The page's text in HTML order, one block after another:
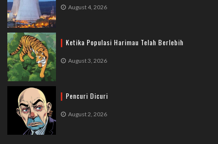
August 4, 2026
Ketika Populasi Harimau Telah Berlebih
August 3, 2026
Pencuri Dicuri
August 2, 2026